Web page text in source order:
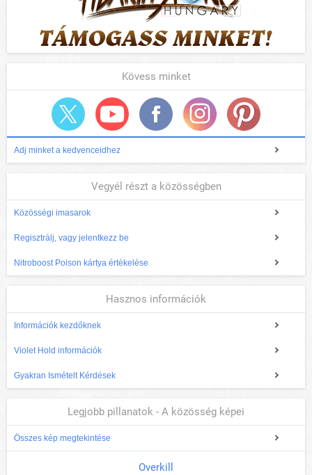
Kövess minket
Adj minket a kedvenceidhez
Vegyél részt a közösségben
Közösségi imasarok
Regisztrálj, vagy jelentkezz be
Nitroboost Poison kártya értékelése
Hasznos információk
Információk kezdőknek
Violet Hold információk
Gyakran Ismételt Kérdések
Legjobb pillanatok - A közösség képei
Összes kép megtekintése
Overkill